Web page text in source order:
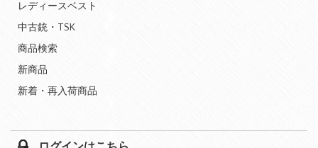
レディースベスト
中古銃・TSK
商品検索
新商品
新着・再入荷商品